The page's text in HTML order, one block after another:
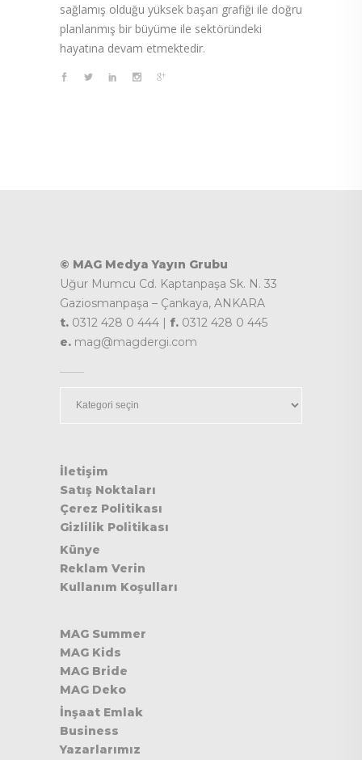
sağlamış olduğu yüksek başarı grafiği ile doğru
planlanmış bir büyüme ile sektöründeki
hayatına devam etmektedir.
© MAG Medya Yayın Grubu
Uğur Mumcu Cd. Kaptanpaşa Sk. N. 33
Gaziosmanpaşa – Çankaya, ANKARA
t. 0312 428 0 444 | f. 0312 428 0 445
e. mag@magdergi.com
İletişim
Satış Noktaları
Çerez Politikası
Gizlilik Politikası
Künye
Reklam Verin
Kullanım Koşulları
MAG Summer
MAG Kids
MAG Bride
MAG Deko
İnşaat Emlak
Business
Yazarlarımız